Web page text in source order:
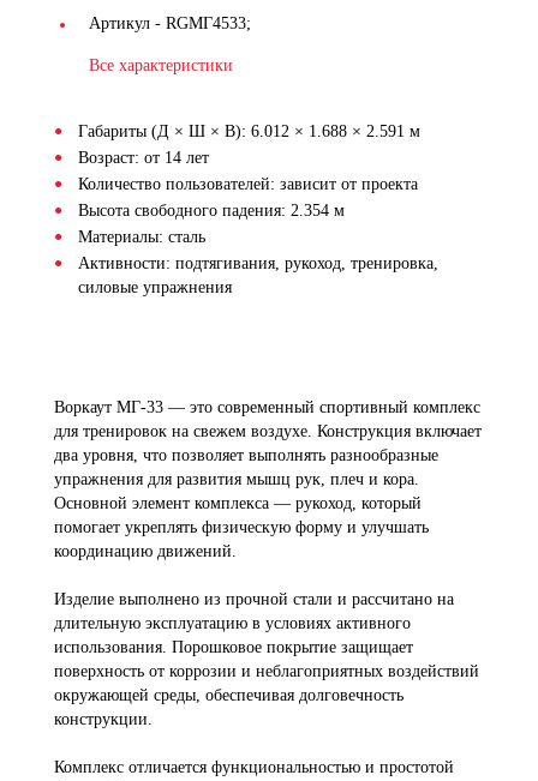
Артикул - RGМГ4533;
Все характеристики
Габариты (Д × Ш × В): 6.012 × 1.688 × 2.591 м
Возраст: от 14 лет
Количество пользователей: зависит от проекта
Высота свободного падения: 2.354 м
Материалы: сталь
Активности: подтягивания, рукоход, тренировка,
силовые упражнения
Воркаут МГ-33 — это современный спортивный комплекс
для тренировок на свежем воздухе. Конструкция включает
два уровня, что позволяет выполнять разнообразные
упражнения для развития мышц рук, плеч и кора.
Основной элемент комплекса — рукоход, который
помогает укреплять физическую форму и улучшать
координацию движений.
Изделие выполнено из прочной стали и рассчитано на
длительную эксплуатацию в условиях активного
использования. Порошковое покрытие защищает
поверхность от коррозии и неблагоприятных воздействий
окружающей среды, обеспечивая долговечность
конструкции.
Комплекс отличается функциональностью и простотой